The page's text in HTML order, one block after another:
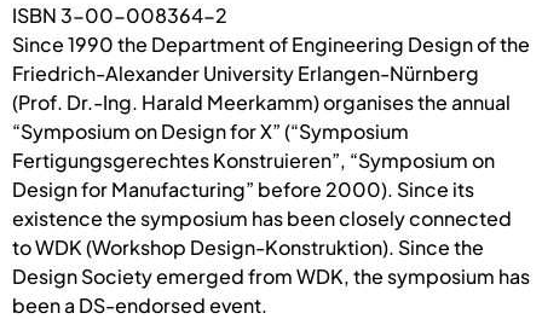
ISBN 3-00-008364-2
Since 1990 the Department of Engineering Design of the
Friedrich-Alexander University Erlangen-Nürnberg
(Prof. Dr.-Ing. Harald Meerkamm) organises the annual
“Symposium on Design for X” (“Symposium
Fertigungsgerechtes Konstruieren”, “Symposium on
Design for Manufacturing” before 2000). Since its
existence the symposium has been closely connected
to WDK (Workshop Design-Konstruktion). Since the
Design Society emerged from WDK, the symposium has
been a DS-endorsed event.